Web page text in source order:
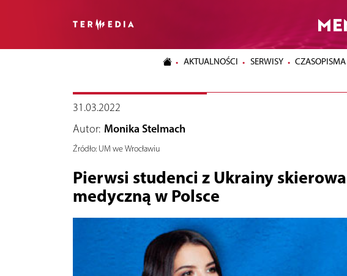
AKTUALNOŚCI SERWISY CZASOPISMA
31.03.2022
Autor: Monika Stelmach
Źródło:UM we Wrocławiu
Pierwsi studenci z Ukrainy
medyczną w Polsce